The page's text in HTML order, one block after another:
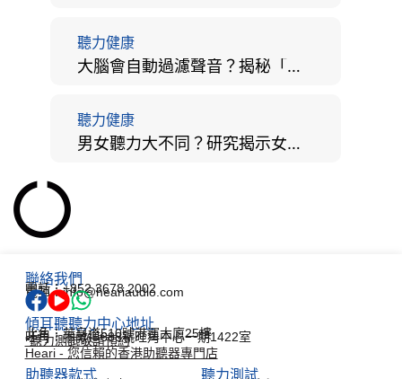
聽力健康
大腦會自動過濾聲音？揭秘「聽覺注意」機制與聽力健康的深層關係
聽力健康
男女聽力大不同？研究揭示女性聽覺更靈敏！為何男性更易聽力損失？
聯絡我們
電話：+852 3678 2002
電郵：info@heariaudio.com
傾耳聽聽力中心地址
北角：英皇道510號港運大廈25樓
旺角：彌敦道688號旺角中心一期1422室
*聽力測試敬請預約
Heari - 您信賴的香港助聽器專門店
助聽器款式 聽力測試​